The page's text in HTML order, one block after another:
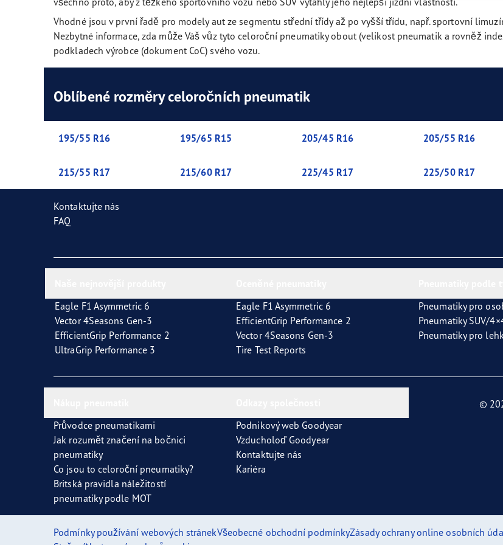
Nové označení pneumatik v EU
Mobilní aplikace Goodyear UltraGrip Performance+ SUV
Vhodné jsou v první řadě pro modely aut ze segmentu střední třídy až po vyšší třídu, např. sportovní
Nezbytné informace, zda může Váš vůz tyto celoroční pneumatiky obout (velikost pneumatik a rovněž
podkladech výrobce (dokument CoC) svého vozu.
Oblíbené rozměry celoročních pneumatik
195/55 R16 195/65 R15 205/45 R16 205/55 R16
215/55 R17 215/60 R17 225/45 R17 225/50 R17
Kontaktujte nás
FAQ
Eagle F1 Asymmetric 6
Vector 4Seasons Gen-3
EfficientGrip Performance 2
UltraGrip Performance 3
Eagle F1 Asymmetric 6
EfficientGrip Performance 2
Vector 4Seasons Gen-3
Tire Test Reports
Pneumatiky pro
Pneumatiky SUV/
Pneumatiky pro
Průvodce pneumatikami
Jak rozumět značení na bočnici
pneumatiky
Co jsou to celoroční pneumatiky?
Britská pravidla náležitostí
pneumatiky podle MOT
Podnikový web Goodyear
Vzducholoď Goodyear
Kontaktujte nás
Kariéra
©
Podmínky používání webových stránekVšeobecné obchodní podmínkyZásady ochrany online osobních